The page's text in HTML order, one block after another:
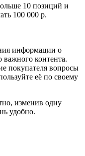
10 позиций и
100 000 р.
информации о
важного контента.
покупателя вопросы
её по своему
изменив одну
удобно.